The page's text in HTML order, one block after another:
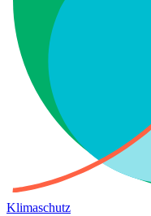
Klimaschutz